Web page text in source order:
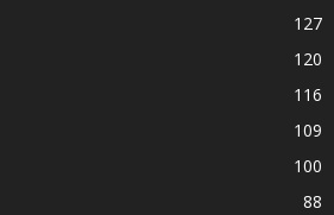
127
120
116
109
100
88